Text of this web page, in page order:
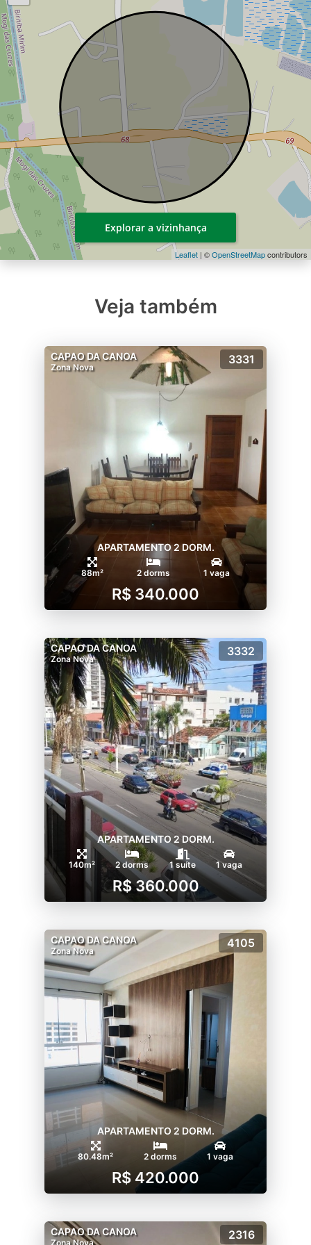
Leaflet | ©OpenStreetMapcontributors
Explorar a vizinhança
Veja também
CAPAO DA CANOA
Zona Nova
3331
APARTAMENTO 2 DORM.
88m² 2 dorms 1 vaga
R$ 340.000
CAPAO DA CANOA
Zona Nova
3332
APARTAMENTO 2 DORM.
140m² 2 dorms 1 suíte 1 vaga
R$ 360.000
CAPAO DA CANOA
Zona Nova
4105
APARTAMENTO 2 DORM.
80.48m² 2 dorms 1 vaga
R$ 420.000
CAPAO DA CANOA
Zona Nova
2316